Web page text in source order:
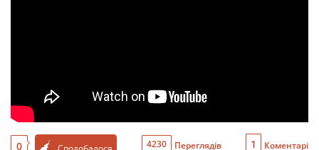
0 4230 Переглядів 1 Коментарі